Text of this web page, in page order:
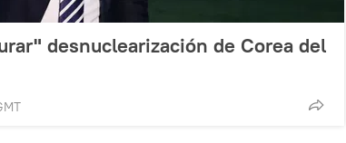
desnuclearización de Corea del